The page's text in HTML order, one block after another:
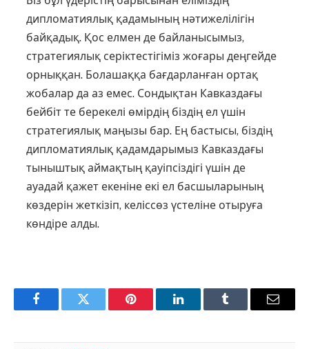
дипломатиялық қадамының нәти­же­лі­лігін
байқадық. Қос елмен де байланысымыз,
стратегиялық серіктестігіміз жоғары деңгейде
орныққан. Болашаққа бағдарланған ортақ
жобалар да аз емес. Сондықтан Кавказдағы
бейбіт те бе­рекелі өмірдің біздің ел үшін
страте­гиялық маңызы бар. Ең бастысы, біздің
дипломатиялық қадамдарымыз Кавказ­дағы
тыныштық аймақтың қауіп­сіздігі үшін де
ауадай қажет екеніне екі ел бас­шыларының
көздерін жеткізіп, келіссөз үстеліне отыруға
көндіре алды.
FacebookTwitter Pinterest LinkedInTumblr Email